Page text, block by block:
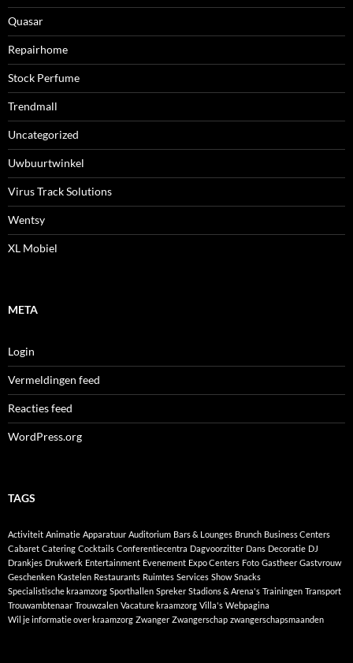
Quasar
Repairhome
Stock Perfume
Trendmall
Uncategorized
Uwbuurtwinkel
Virus Track Solutions
Wentsy
XL Mobiel
META
Login
Vermeldingen feed
Reacties feed
WordPress.org
TAGS
Activiteit Animatie Apparatuur Auditorium Bars & Lounges Brunch Business Centers
Cabaret Catering Cocktails Conferentiecentra Dagvoorzitter Dans Decoratie DJ
Drankjes Drukwerk Entertainment Evenement Expo Centers Foto Gastheer Gastvrouw
Geschenken Kastelen Restaurants Ruimtes Services Show Snacks
Specialistische kraamzorg Sporthallen Spreker Stadions & Arena's Trainingen Transport
Trouwambtenaar Trouwzalen Vacature kraamzorg Villa's Webpagina
Wil je informatie over kraamzorg Zwanger Zwangerschap zwangerschapsmaanden